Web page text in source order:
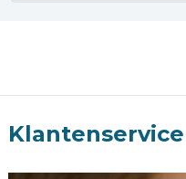
Klantenservice